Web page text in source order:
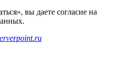
вы даете согласие на